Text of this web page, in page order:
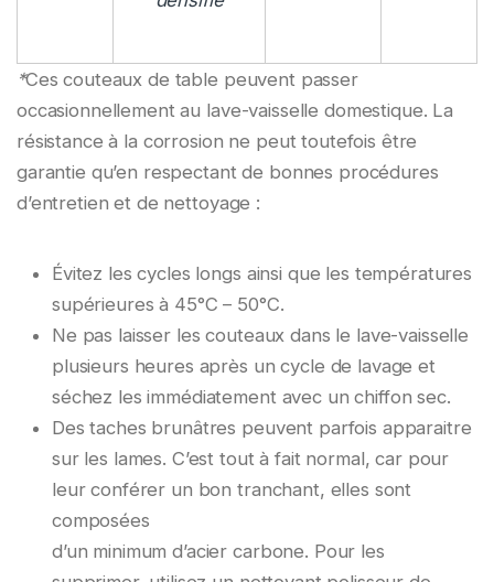
*Ces couteaux de table peuvent passer
occasionnellement au lave-vaisselle domestique. La
résistance à la corrosion ne peut toutefois être
garantie qu’en respectant de bonnes procédures
d’entretien et de nettoyage :
Évitez les cycles longs ainsi que les températures
supérieures à 45°C – 50°C.
Ne pas laisser les couteaux dans le lave-vaisselle
plusieurs heures après un cycle de lavage et
séchez les immédiatement avec un chiffon sec.
Des taches brunâtres peuvent parfois apparaitre
sur les lames. C’est tout à fait normal, car pour
leur conférer un bon tranchant, elles sont
composées
d’un minimum d’acier carbone. Pour les